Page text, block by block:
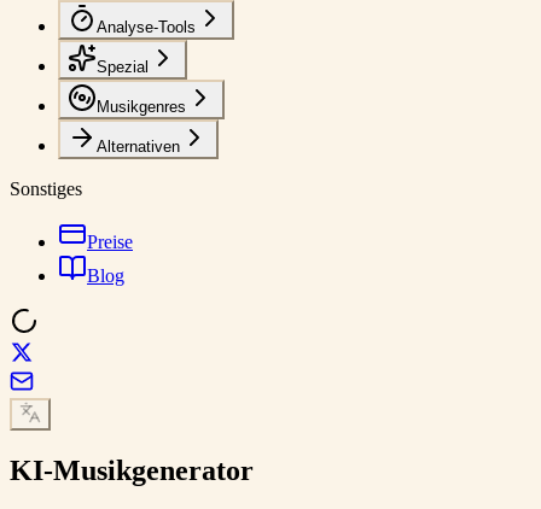
Analyse-Tools
Spezial
Musikgenres
Alternativen
Sonstiges
Preise
Blog
KI-Musikgenerator